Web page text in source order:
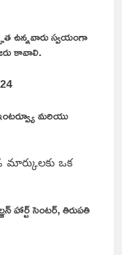
ఉన్నవారు స్వయంగా
కావాలి.
మరియు
మార్కులకు ఒక
హార్ట్ సెంటర్, తిరుపతి